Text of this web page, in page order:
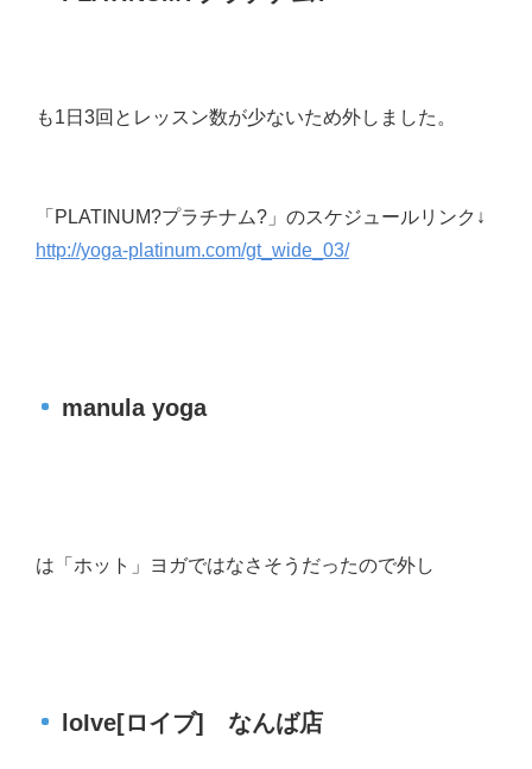
も1日3回とレッスン数が少ないため外しました。
「PLATINUM?プラチナム?」のスケジュールリンク↓
http://yoga-platinum.com/gt_wide_03/
manula yoga
は「ホット」ヨガではなさそうだったので外し
loIve[ロイブ] なんば店